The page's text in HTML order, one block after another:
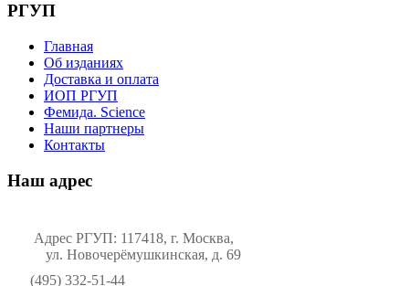
РГУП
Главная
Об изданиях
Доставка и оплата
ИОП РГУП
Фемида. Science
Наши партнеры
Контакты
Наш адрес
Адрес РГУП: 117418, г. Москва,
ул. Новочерёмушкинская, д. 69
(495) 332-51-44